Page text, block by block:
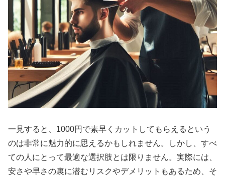
一見すると、1000円で素早くカットしてもらえるという
のは非常に魅力的に思えるかもしれません。しかし、すべ
ての人にとって最適な選択肢とは限りません。実際には、
安さや早さの裏に潜むリスクやデメリットもあるため、そ